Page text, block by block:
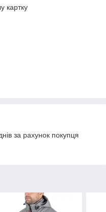
картку
за рахунок покупця